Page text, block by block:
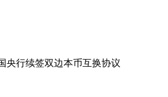
央行续签双边本币互换协议